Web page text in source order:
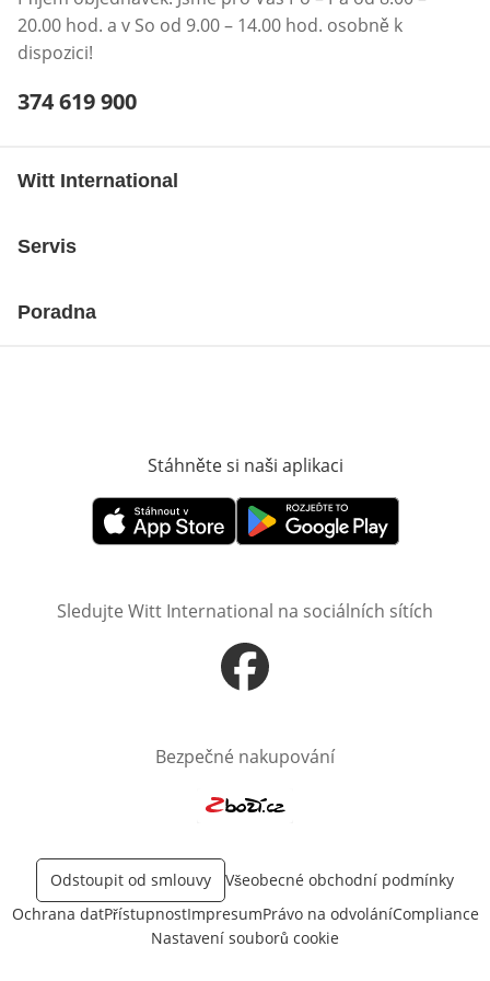
20.00 hod. a v So od 9.00 – 14.00 hod. osobně k
dispozici!
Telefonní číslo:
374 619 900
Witt International
Servis
Poradna
Stáhněte si naši aplikaci
Otevře v novém okněOtevře v novém okně
Sledujte Witt International na sociálních sítích
Otevře v novém okně
Bezpečné nakupování
Odstoupit od smlouvy
Všeobecné obchodní podmínky
Ochrana datPřístupnostImpresumPrávo na odvoláníCompliance
Nastavení souborů cookie